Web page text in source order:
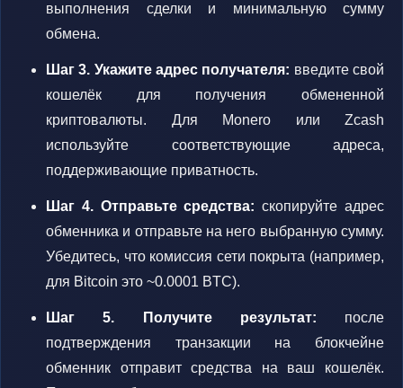
выполнения сделки и минимальную сумму
обмена.
Шаг 3. Укажите адрес получателя: введите свой
кошелёк для получения обмененной
криптовалюты. Для Monero или Zcash
используйте соответствующие адреса,
поддерживающие приватность.
Шаг 4. Отправьте средства: скопируйте адрес
обменника и отправьте на него выбранную сумму.
Убедитесь, что комиссия сети покрыта (например,
для Bitcoin это ~0.0001 BTC).
Шаг 5. Получите результат: после
подтверждения транзакции на блокчейне
обменник отправит средства на ваш кошелёк.